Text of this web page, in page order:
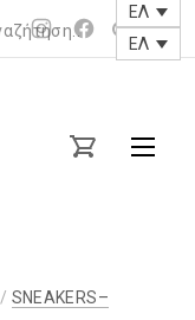
Νέο
παράθυρο
Νέο
παράθυρο
ΕΛ
ΕΛ
/ SNEAKERS–